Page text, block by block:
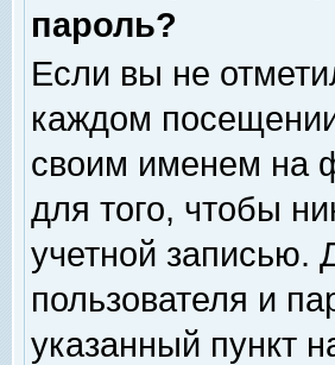
пароль?
Если вы не
каждом
своим именем на
для того, чтобы
учетной записью.
пользователя и
указанный пункт